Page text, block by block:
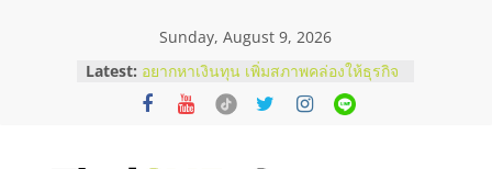
Sunday, August 9, 2026
Latest: อยากหาเงินทุน เพิ่มสภาพคล่องให้ธุรกิจ
เริ่มยังไงให้ผ่านฉลุย
สัมมนาออนไลน์ โอกาสบริหารสถานี